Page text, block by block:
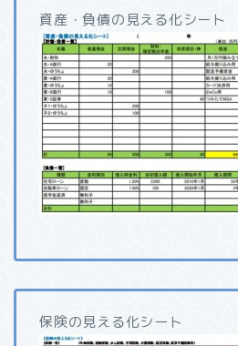
資産・負債の見える化シート
保険の見える化シート